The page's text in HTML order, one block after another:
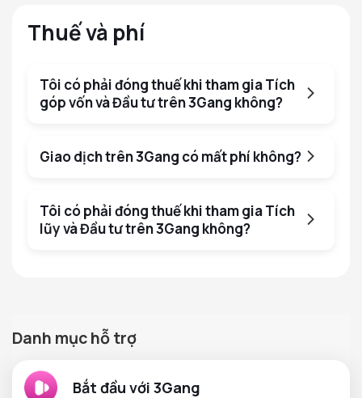
Thuế và phí
Tôi có phải đóng thuế khi tham gia Tích
góp vốn và Đầu tư trên 3Gang không?
Giao dịch trên 3Gang có mất phí không?
Tôi có phải đóng thuế khi tham gia Tích
lũy và Đầu tư trên 3Gang không?
Danh mục hỗ trợ
Bắt đầu với 3Gang